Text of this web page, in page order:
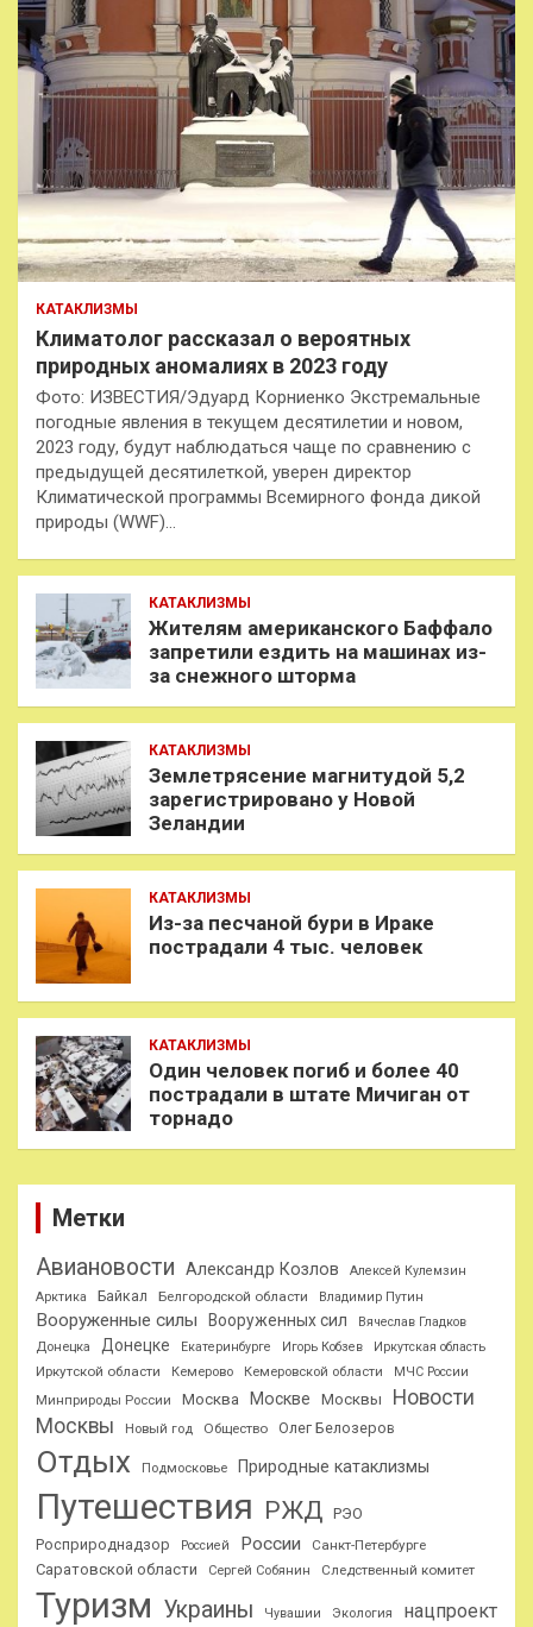
КАТАКЛИЗМЫ
Климатолог рассказал о вероятных
природных аномалиях в 2023 году
Фото: ИЗВЕСТИЯ/Эдуард Корниенко Экстремальные
погодные явления в текущем десятилетии и новом,
2023 году, будут наблюдаться чаще по сравнению с
предыдущей десятилеткой, уверен директор
Климатической программы Всемирного фонда дикой
природы (WWF)…
КАТАКЛИЗМЫ
Жителям американского Баффало
запретили ездить на машинах из-
за снежного шторма
КАТАКЛИЗМЫ
Землетрясение магнитудой 5,2
зарегистрировано у Новой
Зеландии
КАТАКЛИЗМЫ
Из-за песчаной бури в Ираке
пострадали 4 тыс. человек
КАТАКЛИЗМЫ
Один человек погиб и более 40
пострадали в штате Мичиган от
торнадо
Метки
Авиановости Александр Козлов
Алексей Кулемзин
Арктика
Байкал Белгородской области Владимир Путин
Вооруженные силы Вооруженных сил
Вячеслав Гладков
Донецка
Донецке Екатеринбурге Игорь Кобзев Иркутская область
Иркутской области Кемерово Кемеровской области
МЧС России
Минприроды России
Москва Москве Москвы
Новости
Москвы
Новый год Общество Олег Белозеров
Отдых Подмосковье Природные катаклизмы
Путешествия РЖД РЭО
Росприроднадзор
Россией России Санкт-Петербурге
Саратовской области Сергей Собянин Следственный комитет
Туризм Украины Чувашии Экология
нацпроект